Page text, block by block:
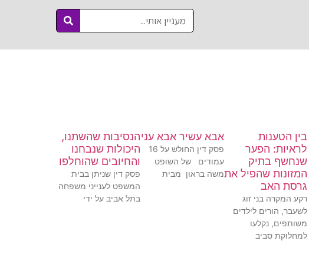
בין הטענות
לראיות: הפער
שנחשף בתיק
המזונות שהפיל את
גרסת האב
רקע המקרה בני זוג
לשעבר, הורים לילדים
משותפים, נקלעו
למחלוקת סביב
אבא עשיר אבא עני
פסק דין החולש על 16
עמודים של השופט
משה בראון מבית
הנסיבות שהשתנו,
היכולות שנבחנו
והחיובים שהוחלפו
פסק דין שניתן בבית
המשפט לענייני משפחה
בתל אביב על ידי